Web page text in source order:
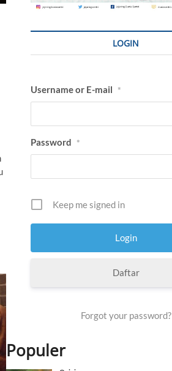
LOGIN
Username or E-mail *
Password *
Keep me signed in
Daftar
Forgot your password?
Populer